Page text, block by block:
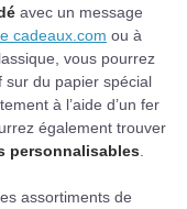
avec un message
cadeaux.com ou à
vous pourrez
sur du papier spécial
à l’aide d’un fer
également trouver
personnalisables
assortiments de